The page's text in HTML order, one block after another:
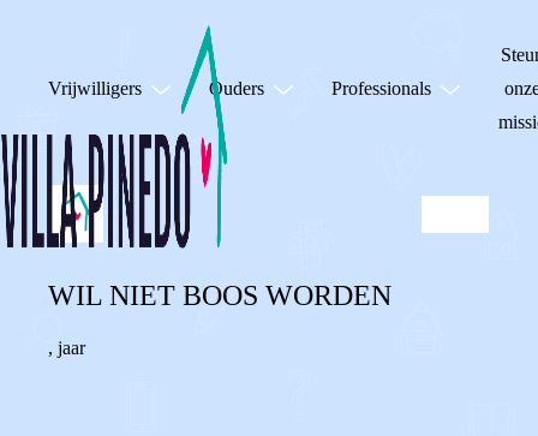
Vrijwilligers Ouders Professionals
WIL NIET BOOS WORDEN
, jaar